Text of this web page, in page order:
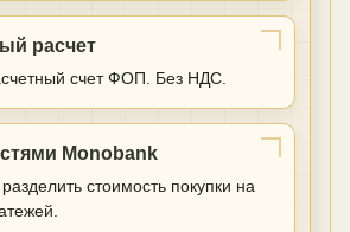
расчет
счет ФОП. Без НДС.
Monobank
стоимость покупки на